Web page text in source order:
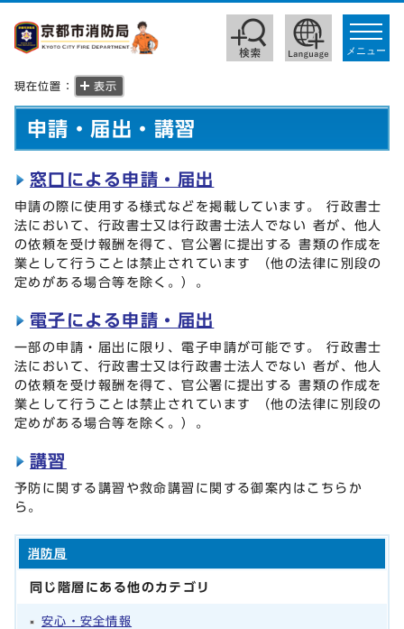
toggle
メニュー
現在位置： 表示
申請・届出・講習
窓口による申請・届出
申請の際に使用する様式などを掲載しています。 行政書士
法において、行政書士又は行政書士法人でない 者が、他人
の依頼を受け報酬を得て、官公署に提出する 書類の作成を
業として行うことは禁止されています （他の法律に別段の
定めがある場合等を除く。）。
電子による申請・届出
一部の申請・届出に限り、電子申請が可能です。 行政書士
法において、行政書士又は行政書士法人でない 者が、他人
の依頼を受け報酬を得て、官公署に提出する 書類の作成を
業として行うことは禁止されています （他の法律に別段の
定めがある場合等を除く。）。
講習
予防に関する講習や救命講習に関する御案内はこちらか
ら。
消防局
同じ階層にある他のカテゴリ
安心・安全情報